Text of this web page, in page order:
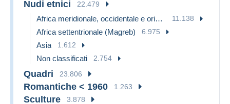
Nudi etnici 22.479
Africa meridionale, occidentale e orientale 11.138
Africa settentrionale (Magreb) 6.975
Asia 1.612
Non classificati 2.754
Quadri 23.806
Romantiche < 1960 1.263
Sculture 3.878